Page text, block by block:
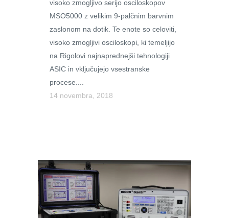
visoko zmogljivo serijo osciloskopov
MSO5000 z velikim 9-palčnim barvnim
zaslonom na dotik. Te enote so celoviti,
visoko zmogljivi osciloskopi, ki temeljijo
na Rigolovi najnaprednejši tehnologiji
ASIC in vključujejo vsestranske
procese....
14 novembra, 2018